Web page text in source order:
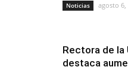
Noticias agosto 6,
Rectora de la
destaca